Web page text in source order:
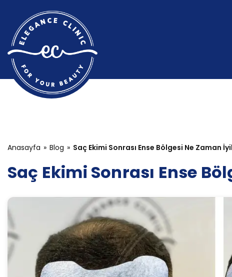
Anasayfa Blog Saç Ekimi Sonrası Ense Bölgesi Ne Zaman
Saç Ekimi Sonrası Ense